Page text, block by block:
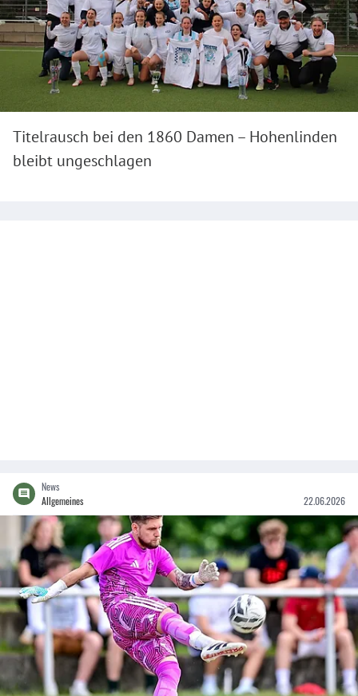
Titelrausch bei den 1860 Damen – Hohenlinden
bleibt ungeschlagen
News
Allgemeines
22.06.2026